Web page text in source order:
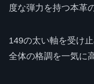
度な弾力を持つ本革
149の太い軸を受け
全体の格調を一気に